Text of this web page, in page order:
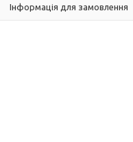
Інформація для замовлення